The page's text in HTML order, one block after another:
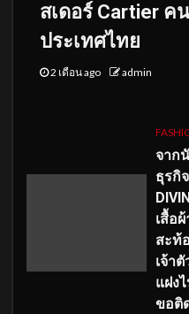
สเดอร์ Cartier ค
ประเทศไทย
2 เดือน ago admin
จาก
ธุรกิ
เสื้อ
สะท้
เจ้า
แฝง
ขอติ